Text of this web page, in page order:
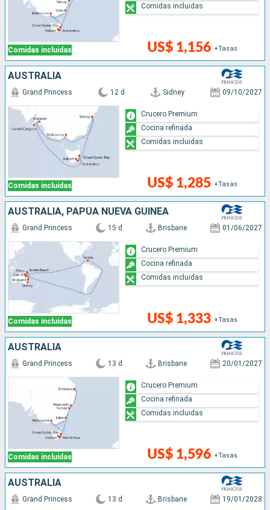
Comidas incluidas US$ 1,156 +Tasas
Comidas incluidas
AUSTRALIA
Comidas incluidas
Grand Princess 12 d Sidney 09/10/2027
US$ 1,285 +Tasas
Crucero Premium
Cocina refinada
Comidas incluidas
AUSTRALIA, PAPÚA NUEVA GUINEA
Comidas incluidas
Grand Princess 15 d Brisbane 01/06/2027
US$ 1,333 +Tasas
Crucero Premium
Cocina refinada
Comidas incluidas
AUSTRALIA
Comidas incluidas
Grand Princess 13 d Brisbane 20/01/2027
US$ 1,596 +Tasas
Crucero Premium
Cocina refinada
Comidas incluidas
AUSTRALIA
Grand Princess 13 d Brisbane 19/01/2028